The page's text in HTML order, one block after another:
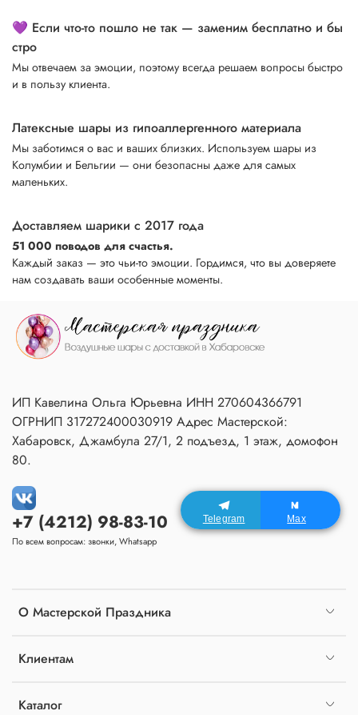
💜 Если что-то пошло не так — заменим бесплатно и бы
стро
Мы отвечаем за эмоции, поэтому всегда решаем вопросы быстро
и в пользу клиента.
Латексные шары из гипоаллергенного материала
Мы заботимся о вас и ваших близких. Используем шары из
Колумбии и Бельгии — они безопасны даже для самых
маленьких.
Доставляем шарики с 2017 года
51 000 поводов для счастья.
Каждый заказ — это чьи-то эмоции. Гордимся, что вы доверяете
нам создавать ваши особенные моменты.
О Мастерской Праздника
Клиентам
Каталог
+7 (4212) 98-83-10
По всем вопросам: звонки, Whatsapp
ИП Кавелина Ольга Юрьевна ИНН 270604366791
ОГРНИП 317272400030919 Адрес Мастерской:
Хабаровск, Джамбула 27/1, 2 подъезд, 1 этаж, домофон
80.
Telegram Max